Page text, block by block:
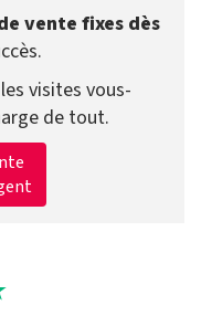
vente fixes dès
visites vous-
de tout.